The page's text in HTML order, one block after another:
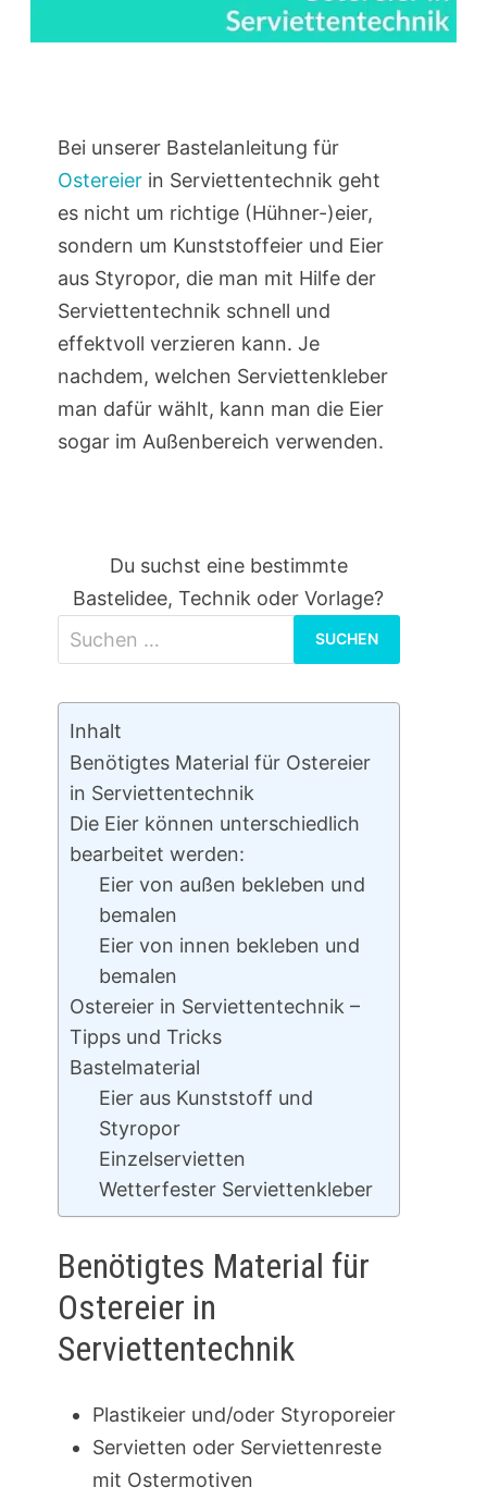
Bei unserer Bastelanleitung für
Ostereierin Serviettentechnik geht
es nicht um richtige (Hühner-)eier,
sondern um Kunststoffeier und Eier
aus Styropor, die man mit Hilfe der
Serviettentechnik schnell und
effektvoll verzieren kann. Je
nachdem, welchen Serviettenkleber
man dafür wählt, kann man die Eier
sogar im Außenbereich verwenden.
Du suchst eine bestimmte
Bastelidee, Technik oder Vorlage?
nach:
Inhalt
Benötigtes Material für Ostereier
in Serviettentechnik
Die Eier können unterschiedlich
bearbeitet werden:
Eier von außen bekleben und
bemalen
Eier von innen bekleben und
bemalen
Ostereier in Serviettentechnik –
Tipps und Tricks
Bastelmaterial
Eier aus Kunststoff und
Styropor
Einzelservietten
Wetterfester Serviettenkleber
Benötigtes Material für
Ostereier in
Serviettentechnik
Plastikeier und/oder Styroporeier
Servietten oder Serviettenreste
mit Ostermotiven